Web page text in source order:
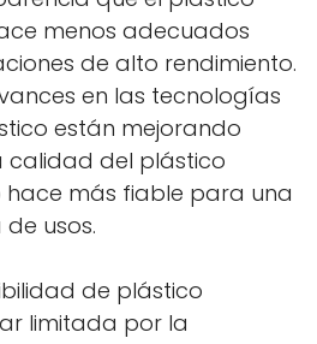
menos adecuados
de alto rendimiento.
en las tecnologías
están mejorando
calidad del plástico
hace más fiable para una
usos.
de plástico
limitada por la